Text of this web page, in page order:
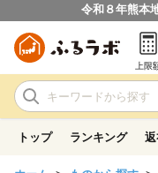
令和８年熊本
上限
トップ ランキング